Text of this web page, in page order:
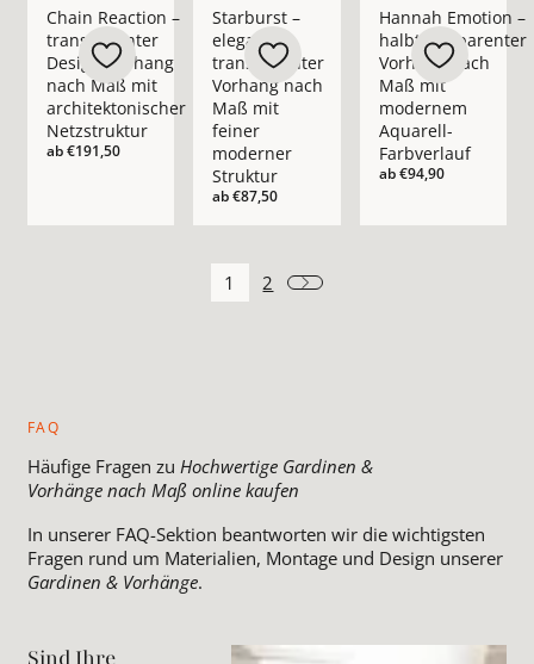
Chain Reaction –
transparenter
Design-Vorhang
nach Maß mit
architektonischer
Netzstruktur
ab€191,50
Starburst –
eleganter
transparenter
Vorhang nach
Maß mit
feiner
moderner
Struktur
ab€87,50
Hannah Emotion –
halbtransparenter
Vorhang nach
Maß mit
modernem
Aquarell-
Farbverlauf
ab€94,90
1 2
FAQ
Häufige Fragen zu Hochwertige Gardinen &
Vorhänge nach Maß online kaufen
In unserer FAQ-Sektion beantworten wir die wichtigsten
Fragen rund um Materialien, Montage und Design unserer
Gardinen & Vorhänge.
Sind Ihre